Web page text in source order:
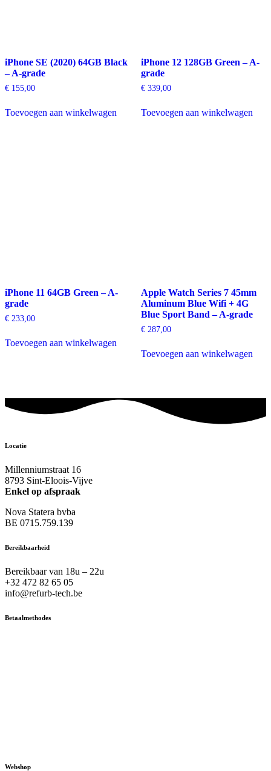
iPhone SE (2020) 64GB Black
– A-grade
€ 155,00
Toevoegen aan winkelwagen
iPhone 12 128GB Green – A-
grade
€339,00
Toevoegen aan winkelwagen
iPhone 11 64GB Green – A-
grade
€ 233,00
Toevoegen aan winkelwagen
Apple Watch Series 7 45mm
Aluminum Blue Wifi + 4G
Blue Sport Band – A-grade
€287,00
Toevoegen aan winkelwagen
Locatie
Millenniumstraat 16
8793 Sint-Eloois-Vijve
Enkel op afspraak
Nova Statera bvba
BE 0715.759.139
Bereikbaarheid
Bereikbaar van 18u – 22u
+32 472 82 65 05
info@refurb-tech.be
Betaalmethodes
Webshop